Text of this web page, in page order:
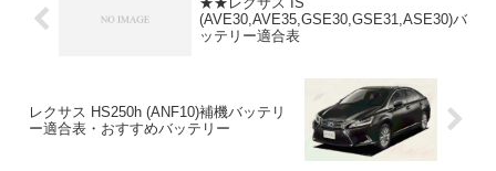
(AVE30,AVE35,GSE30,GSE31,ASE30)バ
ッテリー適合表
レクサス HS250h (ANF10)補機バッテリ
ー適合表・おすすめバッテリー